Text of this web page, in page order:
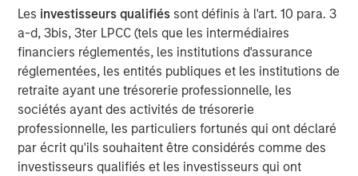
Les investisseurs qualifiés sont définis à l'art. 10 para. 3
a-d, 3bis, 3ter LPCC (tels que les intermédiaires
financiers réglementés, les institutions d'assurance
réglementées, les entités publiques et les institutions de
retraite ayant une trésorerie professionnelle, les
sociétés ayant des activités de trésorerie
professionnelle, les particuliers fortunés qui ont déclaré
par écrit qu'ils souhaitent être considérés comme des
investisseurs qualifiés et les investisseurs qui ont
curves, tightening spreads, and shifting NAIC regulations.
The conversation covers ALM alignment, CLO tranche
selection, and the growing interplay between public and
private credit—all with a focus on execution and portfolio
resilience. They also discuss the growing importance of
reinsurance and the concept of asset geography in
efficiently collateralizing reinsurance trusts when
rotating portfolios to new SAA targets.